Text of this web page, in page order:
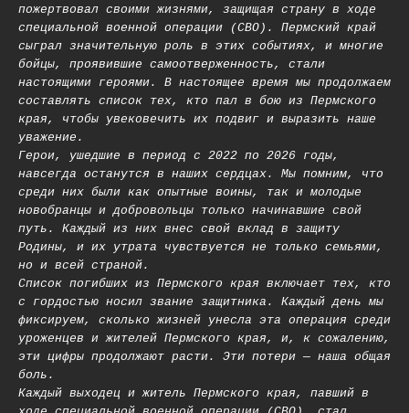
пожертвовал своими жизнями, защищая страну в ходе
специальной военной операции (СВО). Пермский край
сыграл значительную роль в этих событиях, и многие
бойцы, проявившие самоотверженность, стали
настоящими героями. В настоящее время мы продолжаем
составлять список тех, кто пал в бою из Пермского
края, чтобы увековечить их подвиг и выразить наше
уважение.
Герои, ушедшие в период с 2022 по 2026 годы,
навсегда останутся в наших сердцах. Мы помним, что
среди них были как опытные воины, так и молодые
новобранцы и добровольцы только начинавшие свой
путь. Каждый из них внес свой вклад в защиту
Родины, и их утрата чувствуется не только семьями,
но и всей страной.
Список погибших из Пермского края включает тех, кто
с гордостью носил звание защитника. Каждый день мы
фиксируем, сколько жизней унесла эта операция среди
уроженцев и жителей Пермского края, и, к сожалению,
эти цифры продолжают расти. Эти потери — наша общая
боль.
Каждый выходец и житель Пермского края, павший в